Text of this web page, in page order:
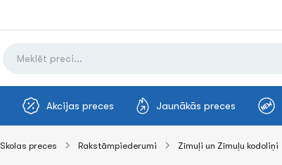
Akcijas preces Jaunākās preces
Skolas preces Rakstāmpiederumi Zīmuļi un Zīmuļu kodoliņi